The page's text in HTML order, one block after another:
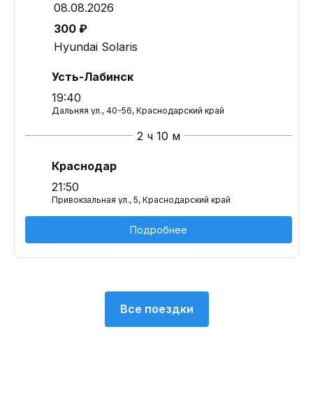
08.08.2026
300 ₽
Hyundai Solaris
Усть-Лабинск
19:40
Дальняя ул., 40-56, Краснодарский край
2 ч 10 м
Краснодар
21:50
Привокзальная ул., 5, Краснодарский край
Подробнее
Все поездки